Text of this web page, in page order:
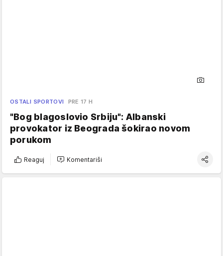
OSTALI SPORTOVI PRE 17 H
"Bog blagoslovio Srbiju": Albanski
provokator iz Beograda šokirao novom
porukom
Reaguj Komentariši